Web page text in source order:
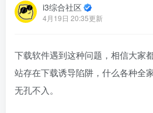
i3综合社区
4月19日 20:35更新
下载软件遇到这种问题，相信大家
站存在下载诱导陷阱，什么各种全
无孔不入。